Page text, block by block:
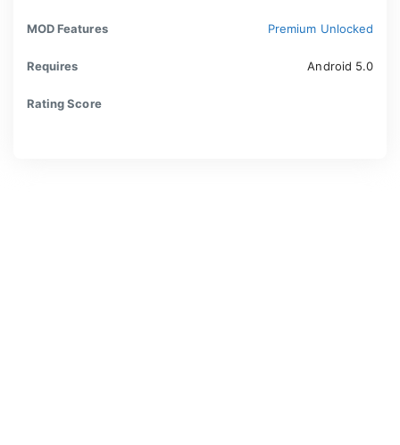
MOD Features Premium Unlocked
Requires Android 5.0
Rating Score